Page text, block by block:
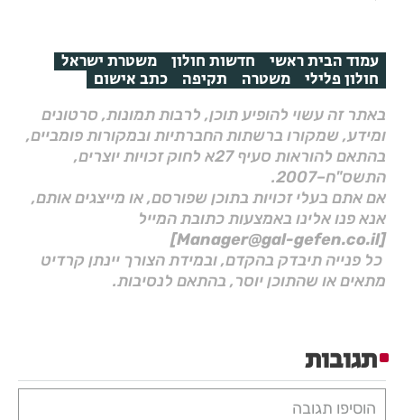
עמוד הבית ראשי חדשות חולון משטרת ישראל
חולון פלילי משטרה תקיפה כתב אישום
באתר זה עשוי להופיע תוכן, לרבות תמונות, סרטונים
ומידע, שמקורו ברשתות החברתיות ובמקורות פומביים,
בהתאם להוראות סעיף 27א לחוק זכויות יוצרים,
התשס"ח–2007.
אם אתם בעלי זכויות בתוכן שפורסם, או מייצגים אותם,
אנא פנו אלינו באמצעות כתובת המייל
[Manager@gal-gefen.co.il]
כל פנייה תיבדק בהקדם, ובמידת הצורך יינתן קרדיט
מתאים או שהתוכן יוסר, בהתאם לנסיבות.
תגובות
הוסיפו תגובה